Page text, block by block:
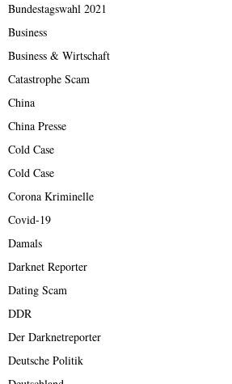
Bundestagswahl 2021
Business
Business & Wirtschaft
Catastrophe Scam
China
China Presse
Cold Case
Cold Case
Corona Kriminelle
Covid-19
Damals
Darknet Reporter
Dating Scam
DDR
Der Darknetreporter
Deutsche Politik